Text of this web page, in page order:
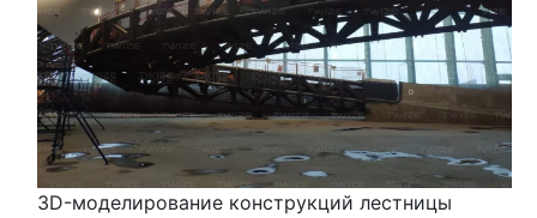
3D-моделирование конструкций лестницы